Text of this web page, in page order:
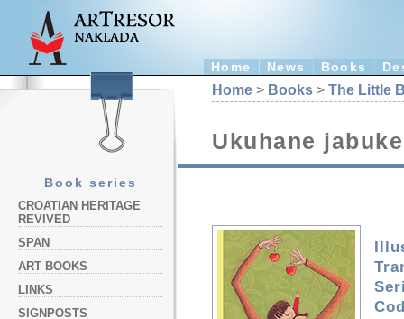
Home News Books
Book series
CROATIAN HERITAGE
REVIVED
SPAN
ART BOOKS
LINKS
SIGNPOSTS
Home > Books > The Little
Ukuhane jabuke